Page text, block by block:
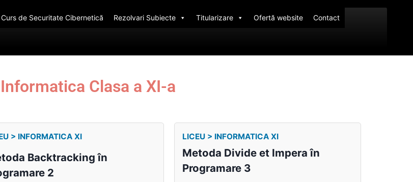
Curs de Securitate Cibernetică Rezolvari Subiecte Titularizare Ofertă website Contact
Clasa a XI-a
> INFORMATICA XI
Backtracking în
2
LICEU > INFORMATICA XI
Metoda Divide et Impera în
Programare 3